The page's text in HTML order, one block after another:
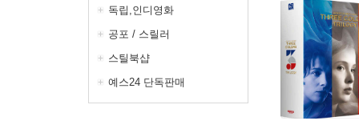
독립,인디영화
공포 / 스릴러
스틸북샵
예스24 단독판매